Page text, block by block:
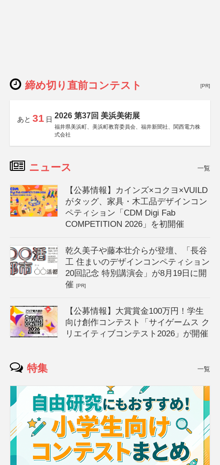
締め切り直前コンテスト [PR]
あと 31 日 2026 第37回 美浜美術展
福井県美浜町、美浜町教育委員会、福井新聞社、関西電力株
式会社
ニュース 一覧
【公募情報】カインズ×コクヨ×VUILD
がタッグ、家具・木工品デザインコン
ペティション「CDM Digi Fab
COMPETITION 2026」を初開催
乾久美子や藤本壮介らが登壇、「長谷
工 住まいのデザインコンペティション
20回記念 特別講演会」が8月19日に開
催[PR]
【公募情報】大賞賞金100万円！学生
向け創作コンテスト「サイゲームス ク
リエイティブコンテスト2026」が開催
特集 一覧